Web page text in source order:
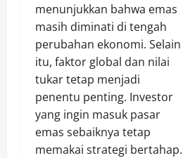
menunjukkan bahwa emas
masih diminati di tengah
perubahan ekonomi. Selain
itu, faktor global dan nilai
tukar tetap menjadi
penentu penting. Investor
yang ingin masuk pasar
emas sebaiknya tetap
memakai strategi bertahap.